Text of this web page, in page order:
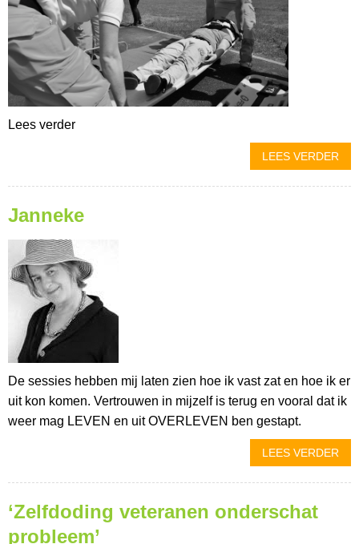
Lees verder
LEES VERDER
Janneke
De sessies hebben mij laten zien hoe ik vast zat en hoe ik er
uit kon komen. Vertrouwen in mijzelf is terug en vooral dat ik
weer mag LEVEN en uit OVERLEVEN ben gestapt.
LEES VERDER
‘Zelfdoding veteranen onderschat
probleem’